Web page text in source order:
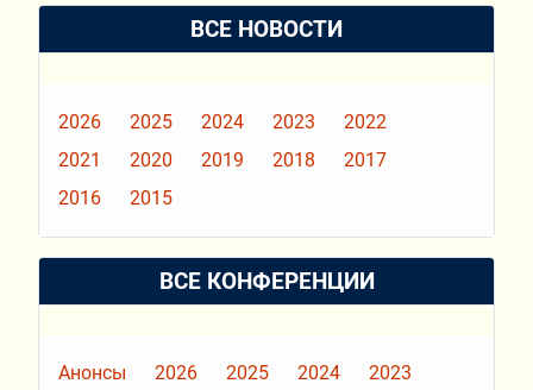
ВСЕ НОВОСТИ
2026 2025 2024 2023
2022
2021
2020 2019 2018
2017
2016
2015
ВСЕ КОНФЕРЕНЦИИ
Анонсы 2026 2025 2024
2023